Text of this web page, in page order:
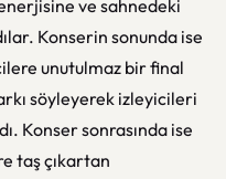
ve sahnedeki
Konserin sonunda ise
unutulmaz bir final
söyleyerek izleyicileri
Konser sonrasında ise
taş çıkartan